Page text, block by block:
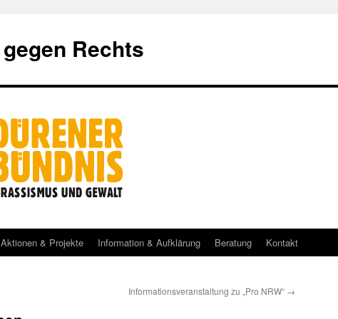
Rechts
Aktionen & Projekte Information & Aufklärung Beratung Kontakt
Informationsveranstaltung zu „Pro NRW“ →